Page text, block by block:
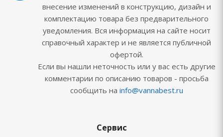
внесение изменений в конструкцию, дизайн и
комплектацию товара без предварительного
уведомления. Вся информация на сайте носит
справочный характер и не является публичной
офертой.
Если вы нашли неточность или у вас есть другие
комментарии по описанию товаров - просьба
сообщить на info@vannabest.ru
Сервис